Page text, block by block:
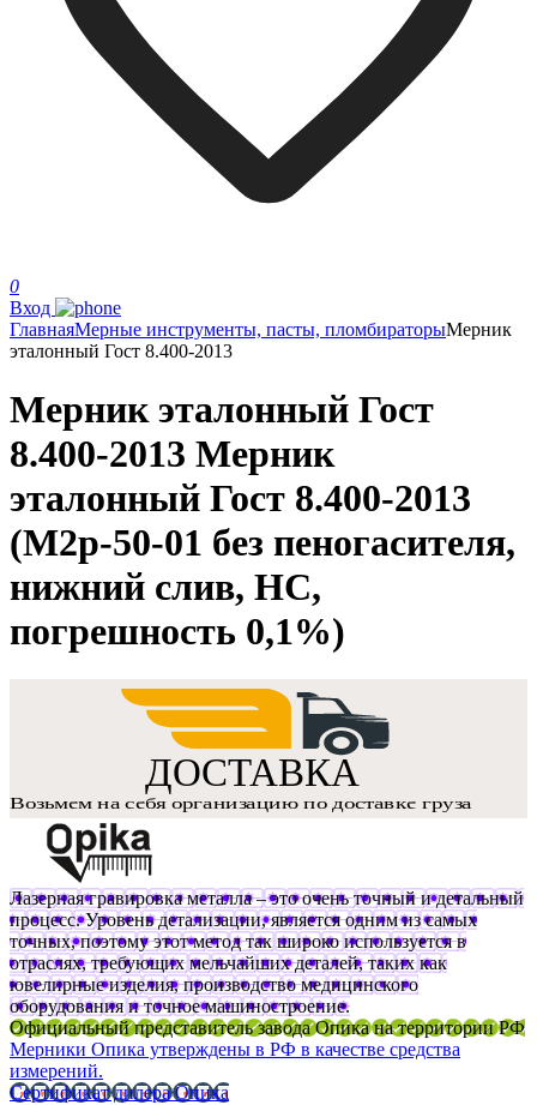
0
Вход
ГлавнаяМерные инструменты, пасты, пломбираторыМерник
эталонный Гост 8.400-2013
Мерник эталонный Гост
8.400-2013 Мерник
эталонный Гост 8.400-2013
(М2р-50-01 без пеногасителя,
нижний слив, НС,
погрешность 0,1%)
Лазерная гравировка металла – это очень точный и детальный
процесс. Уровень детализации, является одним из самых
точных, поэтому этот метод так широко используется в
отраслях, требующих мельчайших деталей, таких как
ювелирные изделия, производство медицинского
оборудования и точное машиностроение.
Официальный представитель завода Опика на территории РФ
Мерники Опика утверждены в РФ в качестве средства
измерений.
Сертификат дилера Опика